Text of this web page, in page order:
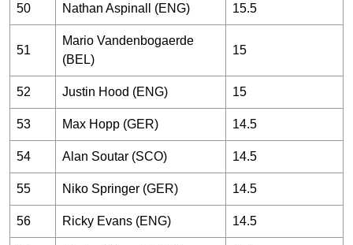
50 Nathan Aspinall (ENG) 15.5
51
Mario Vandenbogaerde
(BEL)
15
52 Justin Hood (ENG) 15
53 Max Hopp (GER) 14.5
54 Alan Soutar (SCO) 14.5
55 Niko Springer (GER) 14.5
56 Ricky Evans (ENG) 14.5